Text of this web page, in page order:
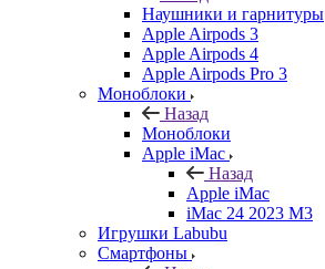
Наушники и гарнитуры
Apple Airpods 3
Apple Airpods 4
Apple Airpods Pro 3
Моноблоки
Назад
Моноблоки
Apple iMac
Назад
Apple iMac
iMac 24 2023 M3
Игрушки Labubu
Смартфоны